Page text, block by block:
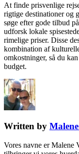
At finde prisvenlige
rigtige destinationer og
søge efter gode tilbud
udforsk lokale
rimelige priser. Disse
kombination af
omkostninger, så du
budget.
Written by
Vores navne er